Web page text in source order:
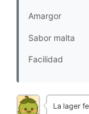
Amargor
Sabor malta
Facilidad
La lager